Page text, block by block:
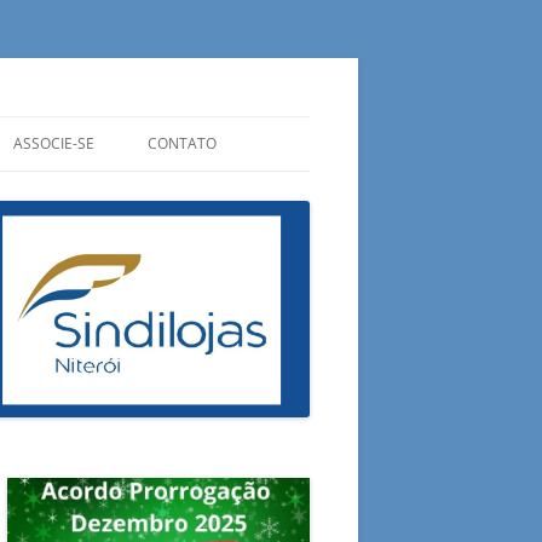
DO CONSUMIDOR
ASSOCIE-SE
PREENCHA SUA FICHA
E AGORA?
CONTATO